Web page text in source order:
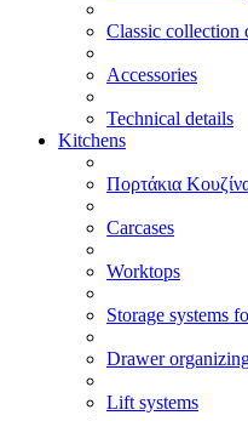
Classic collection
Accessories
Technical details
Kitchens
Πορτάκια
Carcases
Worktops
Storage systems
Drawer
Lift systems